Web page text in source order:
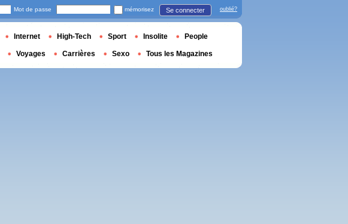
Mot de passe mémorisez Se connecter oublié?
Internet High-Tech Sport Insolite People
Voyages Carrières Sexo Tous les Magazines